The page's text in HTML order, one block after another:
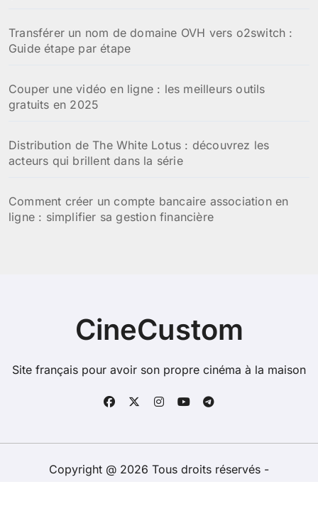
Transférer un nom de domaine OVH vers o2switch :
Guide étape par étape
Couper une vidéo en ligne : les meilleurs outils
gratuits en 2025
Distribution de The White Lotus : découvrez les
acteurs qui brillent dans la série
Comment créer un compte bancaire association en
ligne : simplifier sa gestion financière
CineCustom
Site français pour avoir son propre cinéma à la maison
Copyright @ 2026 Tous droits réservés -